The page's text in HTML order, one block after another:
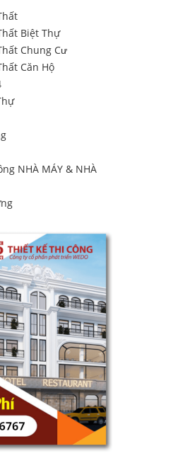
Biệt Thự
Chung Cư
Căn Hộ
NHÀ MÁY & NHÀ